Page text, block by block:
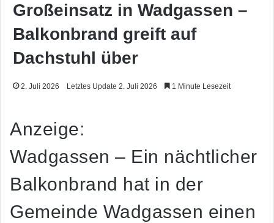
Großeinsatz in Wadgassen –
Balkonbrand greift auf
Dachstuhl über
2. Juli 2026 Letztes Update 2. Juli 2026 1 Minute Lesezeit
Anzeige:
Wadgassen – Ein nächtlicher
Balkonbrand hat in der
Gemeinde Wadgassen einen